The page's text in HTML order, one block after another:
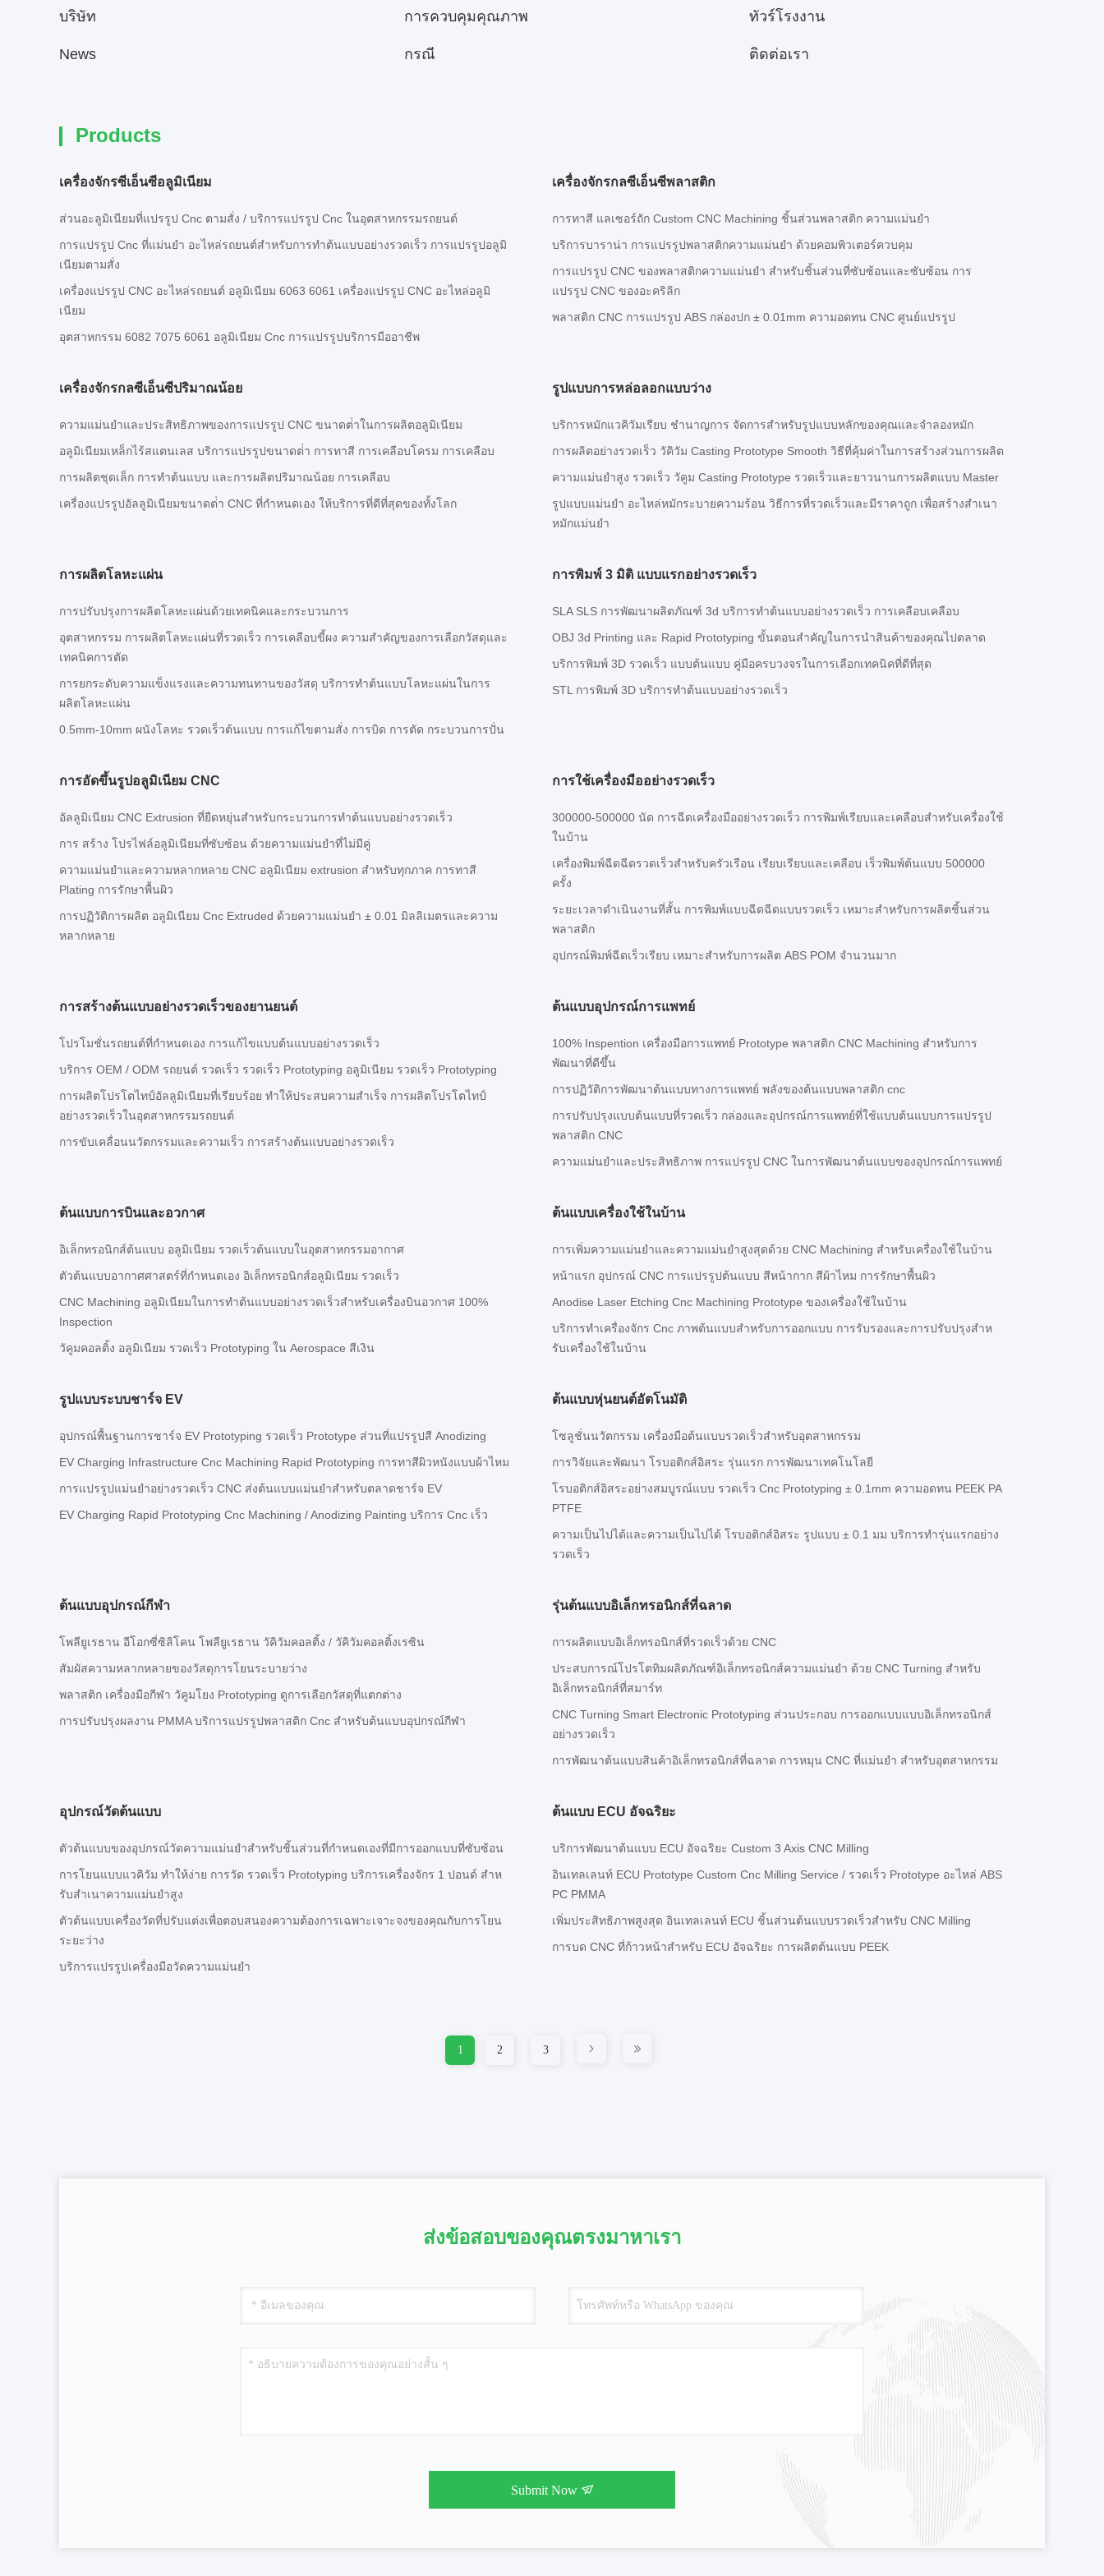
บริษัท การควบคุมคุณภาพ ทัวร์โรงงาน
News กรณี ติดต่อเรา
Products
เครื่องจักรซีเอ็นซีอลูมิเนียม
ส่วนอะลูมิเนียมที่แปรรูป Cnc ตามสั่ง / บริการแปรรูป Cnc ในอุตสาหกรรมรถยนต์
การแปรรูป Cnc ที่แม่นยํา อะไหล่รถยนต์สําหรับการทําต้นแบบอย่างรวดเร็ว การแปรรูปอลูมิ
เนียมตามสั่ง
เครื่องแปรรูป CNC อะไหล่รถยนต์ อลูมิเนียม 6063 6061 เครื่องแปรรูป CNC อะไหล่อลูมิ
เนียม
อุตสาหกรรม 6082 7075 6061 อลูมิเนียม Cnc การแปรรูปบริการมืออาชีพ
เครื่องจักรกลซีเอ็นซีพลาสติก
การทาสี แลเซอร์ถัก Custom CNC Machining ชิ้นส่วนพลาสติก ความแม่นยํา
บริการบาราน่า การแปรรูปพลาสติกความแม่นยํา ด้วยคอมพิวเตอร์ควบคุม
การแปรรูป CNC ของพลาสติกความแม่นยํา สําหรับชิ้นส่วนที่ซับซ้อนและซับซ้อน การ
แปรรูป CNC ของอะคริลิก
พลาสติก CNC การแปรรูป ABS กล่องปก ± 0.01mm ความอดทน CNC ศูนย์แปรรูป
เครื่องจักรกลซีเอ็นซีปริมาณน้อย
ความแม่นยําและประสิทธิภาพของการแปรรูป CNC ขนาดต่ําในการผลิตอลูมิเนียม
อลูมิเนียมเหล็กไร้สแตนเลส บริการแปรรูปขนาดต่ํา การทาสี การเคลือบโครม การเคลือบ
การผลิตชุดเล็ก การทําต้นแบบ และการผลิตปริมาณน้อย การเคลือบ
เครื่องแปรรูปอัลลูมิเนียมขนาดต่ํา CNC ที่กําหนดเอง ให้บริการที่ดีที่สุดของทั้งโลก
รูปแบบการหล่อลอกแบบว่าง
บริการหมักแวคิวัมเรียบ ชํานาญการ จัดการสําหรับรูปแบบหลักของคุณและจําลองหมัก
การผลิตอย่างรวดเร็ว วัคิวัม Casting Prototype Smooth วิธีที่คุ้มค่าในการสร้างส่วนการผลิต
ความแม่นยําสูง รวดเร็ว วัคูม Casting Prototype รวดเร็วและยาวนานการผลิตแบบ Master
รูปแบบแม่นยํา อะไหล่หมักระบายความร้อน วิธีการที่รวดเร็วและมีราคาถูก เพื่อสร้างสําเนา
หมักแม่นยํา
การผลิตโลหะแผ่น
การปรับปรุงการผลิตโลหะแผ่นด้วยเทคนิคและกระบวนการ
อุตสาหกรรม การผลิตโลหะแผ่นที่รวดเร็ว การเคลือบขี้ผง ความสําคัญของการเลือกวัสดุและ
เทคนิคการตัด
การยกระดับความแข็งแรงและความทนทานของวัสดุ บริการทําต้นแบบโลหะแผ่นในการ
ผลิตโลหะแผ่น
0.5mm-10mm ผนังโลหะ รวดเร็วต้นแบบ การแก้ไขตามสั่ง การบิด การตัด กระบวนการปั่น
การพิมพ์ 3 มิติ แบบแรกอย่างรวดเร็ว
SLA SLS การพัฒนาผลิตภัณฑ์ 3d บริการทําต้นแบบอย่างรวดเร็ว การเคลือบเคลือบ
OBJ 3d Printing และ Rapid Prototyping ขั้นตอนสําคัญในการนําสินค้าของคุณไปตลาด
บริการพิมพ์ 3D รวดเร็ว แบบต้นแบบ คู่มือครบวงจรในการเลือกเทคนิคที่ดีที่สุด
STL การพิมพ์ 3D บริการทําต้นแบบอย่างรวดเร็ว
การอัดขึ้นรูปอลูมิเนียม CNC
อัลลูมิเนียม CNC Extrusion ที่ยืดหยุ่นสําหรับกระบวนการทําต้นแบบอย่างรวดเร็ว
การ สร้าง โปรไฟล์อลูมิเนียมที่ซับซ้อน ด้วยความแม่นยําที่ไม่มีคู่
ความแม่นยําและความหลากหลาย CNC อลูมิเนียม extrusion สําหรับทุกภาค การทาสี
Plating การรักษาพื้นผิว
การปฏิวัติการผลิต อลูมิเนียม Cnc Extruded ด้วยความแม่นยํา ± 0.01 มิลลิเมตรและความ
หลากหลาย
การใช้เครื่องมืออย่างรวดเร็ว
300000-500000 นัด การฉีดเครื่องมืออย่างรวดเร็ว การพิมพ์เรียบและเคลือบสําหรับเครื่องใช้
ในบ้าน
เครื่องพิมพ์ฉีดฉีดรวดเร็วสําหรับครัวเรือน เรียบเรียบและเคลือบ เร็วพิมพ์ต้นแบบ 500000
ครั้ง
ระยะเวลาดําเนินงานที่สั้น การพิมพ์แบบฉีดฉีดแบบรวดเร็ว เหมาะสําหรับการผลิตชิ้นส่วน
พลาสติก
อุปกรณ์พิมพ์ฉีดเร็วเรียบ เหมาะสําหรับการผลิต ABS POM จํานวนมาก
การสร้างต้นแบบอย่างรวดเร็วของยานยนต์
โปรโมชั่นรถยนต์ที่กําหนดเอง การแก้ไขแบบต้นแบบอย่างรวดเร็ว
บริการ OEM / ODM รถยนต์ รวดเร็ว รวดเร็ว Prototyping อลูมิเนียม รวดเร็ว Prototyping
การผลิตโปรโตไทป์อัลลูมิเนียมที่เรียบร้อย ทําให้ประสบความสําเร็จ การผลิตโปรโตไทป์
อย่างรวดเร็วในอุตสาหกรรมรถยนต์
การขับเคลื่อนนวัตกรรมและความเร็ว การสร้างต้นแบบอย่างรวดเร็ว
ต้นแบบอุปกรณ์การแพทย์
100% Inspention เครื่องมือการแพทย์ Prototype พลาสติก CNC Machining สําหรับการ
พัฒนาที่ดีขึ้น
การปฏิวัติการพัฒนาต้นแบบทางการแพทย์ พลังของต้นแบบพลาสติก cnc
การปรับปรุงแบบต้นแบบที่รวดเร็ว กล่องและอุปกรณ์การแพทย์ที่ใช้แบบต้นแบบการแปรรูป
พลาสติก CNC
ความแม่นยําและประสิทธิภาพ การแปรรูป CNC ในการพัฒนาต้นแบบของอุปกรณ์การแพทย์
ต้นแบบการบินและอวกาศ
อิเล็กทรอนิกส์ต้นแบบ อลูมิเนียม รวดเร็วต้นแบบในอุตสาหกรรมอากาศ
ตัวต้นแบบอากาศศาสตร์ที่กําหนดเอง อิเล็กทรอนิกส์อลูมิเนียม รวดเร็ว
CNC Machining อลูมิเนียมในการทําต้นแบบอย่างรวดเร็วสําหรับเครื่องบินอวกาศ 100%
Inspection
วัคูมคอลติ้ง อลูมิเนียม รวดเร็ว Prototyping ใน Aerospace สีเงิน
ต้นแบบเครื่องใช้ในบ้าน
การเพิ่มความแม่นยําและความแม่นยําสูงสุดด้วย CNC Machining สําหรับเครื่องใช้ในบ้าน
หน้าแรก อุปกรณ์ CNC การแปรรูปต้นแบบ สีหน้ากาก สีผ้าไหม การรักษาพื้นผิว
Anodise Laser Etching Cnc Machining Prototype ของเครื่องใช้ในบ้าน
บริการทําเครื่องจักร Cnc ภาพต้นแบบสําหรับการออกแบบ การรับรองและการปรับปรุงสําห
รับเครื่องใช้ในบ้าน
รูปแบบระบบชาร์จ EV
อุปกรณ์พื้นฐานการชาร์จ EV Prototyping รวดเร็ว Prototype ส่วนที่แปรรูปสี Anodizing
EV Charging Infrastructure Cnc Machining Rapid Prototyping การทาสีผิวหนังแบบผ้าไหม
การแปรรูปแม่นยําอย่างรวดเร็ว CNC ส่งต้นแบบแม่นยําสําหรับตลาดชาร์จ EV
EV Charging Rapid Prototyping Cnc Machining / Anodizing Painting บริการ Cnc เร็ว
ต้นแบบหุ่นยนต์อัตโนมัติ
โซลูชั่นนวัตกรรม เครื่องมือต้นแบบรวดเร็วสําหรับอุตสาหกรรม
การวิจัยและพัฒนา โรบอติกส์อิสระ รุ่นแรก การพัฒนาเทคโนโลยี
โรบอติกส์อิสระอย่างสมบูรณ์แบบ รวดเร็ว Cnc Prototyping ± 0.1mm ความอดทน PEEK PA
PTFE
ความเป็นไปได้และความเป็นไปได้ โรบอติกส์อิสระ รูปแบบ ± 0.1 มม บริการทํารุ่นแรกอย่าง
รวดเร็ว
ต้นแบบอุปกรณ์กีฬา
โพลียูเรธาน อีโอกซี่ซิลิโคน โพลียูเรธาน วัคิวัมคอลติ้ง / วัคิวัมคอลติ้งเรซิน
สัมผัสความหลากหลายของวัสดุการโยนระบายว่าง
พลาสติก เครื่องมือกีฬา วัคูมโยง Prototyping ดูการเลือกวัสดุที่แตกต่าง
การปรับปรุงผลงาน PMMA บริการแปรรูปพลาสติก Cnc สําหรับต้นแบบอุปกรณ์กีฬา
รุ่นต้นแบบอิเล็กทรอนิกส์ที่ฉลาด
การผลิตแบบอิเล็กทรอนิกส์ที่รวดเร็วด้วย CNC
ประสบการณ์โปรโตทิมผลิตภัณฑ์อิเล็กทรอนิกส์ความแม่นยํา ด้วย CNC Turning สําหรับ
อิเล็กทรอนิกส์ที่สมาร์ท
CNC Turning Smart Electronic Prototyping ส่วนประกอบ การออกแบบแบบอิเล็กทรอนิกส์
อย่างรวดเร็ว
การพัฒนาต้นแบบสินค้าอิเล็กทรอนิกส์ที่ฉลาด การหมุน CNC ที่แม่นยํา สําหรับอุตสาหกรรม
อุปกรณ์วัดต้นแบบ
ตัวต้นแบบของอุปกรณ์วัดความแม่นยําสําหรับชิ้นส่วนที่กําหนดเองที่มีการออกแบบที่ซับซ้อน
การโยนแบบแวคิวัม ทําให้ง่าย การวัด รวดเร็ว Prototyping บริการเครื่องจักร 1 ปอนด์ สําห
รับสําเนาความแม่นยําสูง
ตัวต้นแบบเครื่องวัดที่ปรับแต่งเพื่อตอบสนองความต้องการเฉพาะเจาะจงของคุณกับการโยน
ระยะว่าง
บริการแปรรูปเครื่องมือวัดความแม่นยํา
ต้นแบบ ECU อัจฉริยะ
บริการพัฒนาต้นแบบ ECU อัจฉริยะ Custom 3 Axis CNC Milling
อินเทลเลนท์ ECU Prototype Custom Cnc Milling Service / รวดเร็ว Prototype อะไหล่ ABS
PC PMMA
เพิ่มประสิทธิภาพสูงสุด อินเทลเลนท์ ECU ชิ้นส่วนต้นแบบรวดเร็วสําหรับ CNC Milling
การบด CNC ที่ก้าวหน้าสําหรับ ECU อัจฉริยะ การผลิตต้นแบบ PEEK
1 2 3
ส่งข้อสอบของคุณตรงมาหาเรา
Submit Now